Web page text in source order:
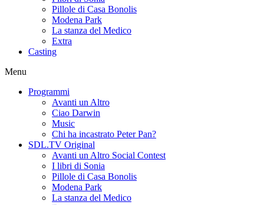
Pillole di Casa Bonolis
Modena Park
La stanza del Medico
Extra
Casting
Menu
Programmi
Avanti un Altro
Ciao Darwin
Music
Chi ha incastrato Peter Pan?
SDL.TV Original
Avanti un Altro Social Contest
I libri di Sonia
Pillole di Casa Bonolis
Modena Park
La stanza del Medico